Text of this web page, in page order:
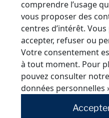
Mise
pose du
simple
comprendre l’usage
vous proposer des
centres d’intérêt.
accepter, refuser ou
Votre consentement
à tout moment. Pour
pouvez consulter
données personnelles